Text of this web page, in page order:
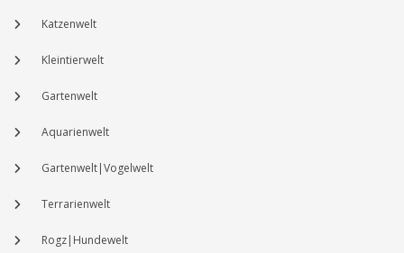
Katzenwelt
Kleintierwelt
Gartenwelt
Aquarienwelt
Gartenwelt|Vogelwelt
Terrarienwelt
Rogz|Hundewelt